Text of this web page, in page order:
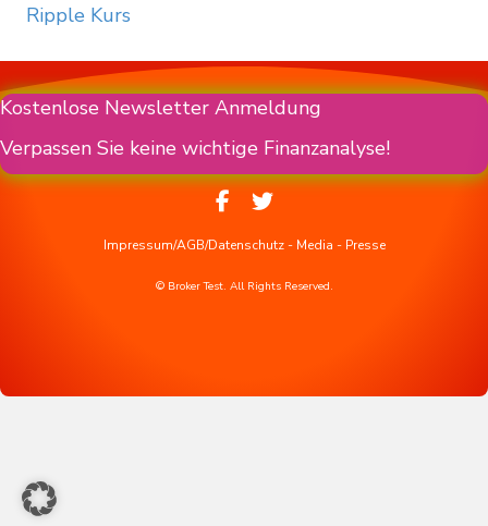
Ripple Kurs
Kostenlose Newsletter Anmeldung
Verpassen Sie keine wichtige Finanzanalyse!
Impressum/AGB/Datenschutz- Media - Presse
© Broker Test. All Rights Reserved.